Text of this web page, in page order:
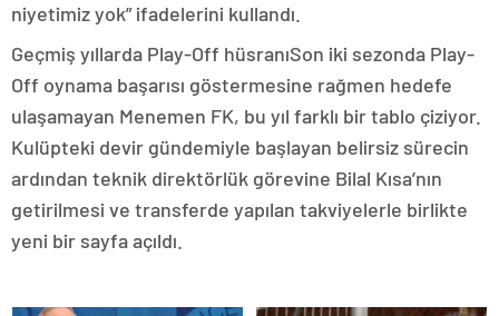
niyetimiz yok” ifadelerini kullandı.
Geçmiş yıllarda Play-Off hüsranıSon iki sezonda Play-
Off oynama başarısı göstermesine rağmen hedefe
ulaşamayan Menemen FK, bu yıl farklı bir tablo çiziyor.
Kulüpteki devir gündemiyle başlayan belirsiz sürecin
ardından teknik direktörlük görevine Bilal Kısa’nın
getirilmesi ve transferde yapılan takviyelerle birlikte
yeni bir sayfa açıldı.